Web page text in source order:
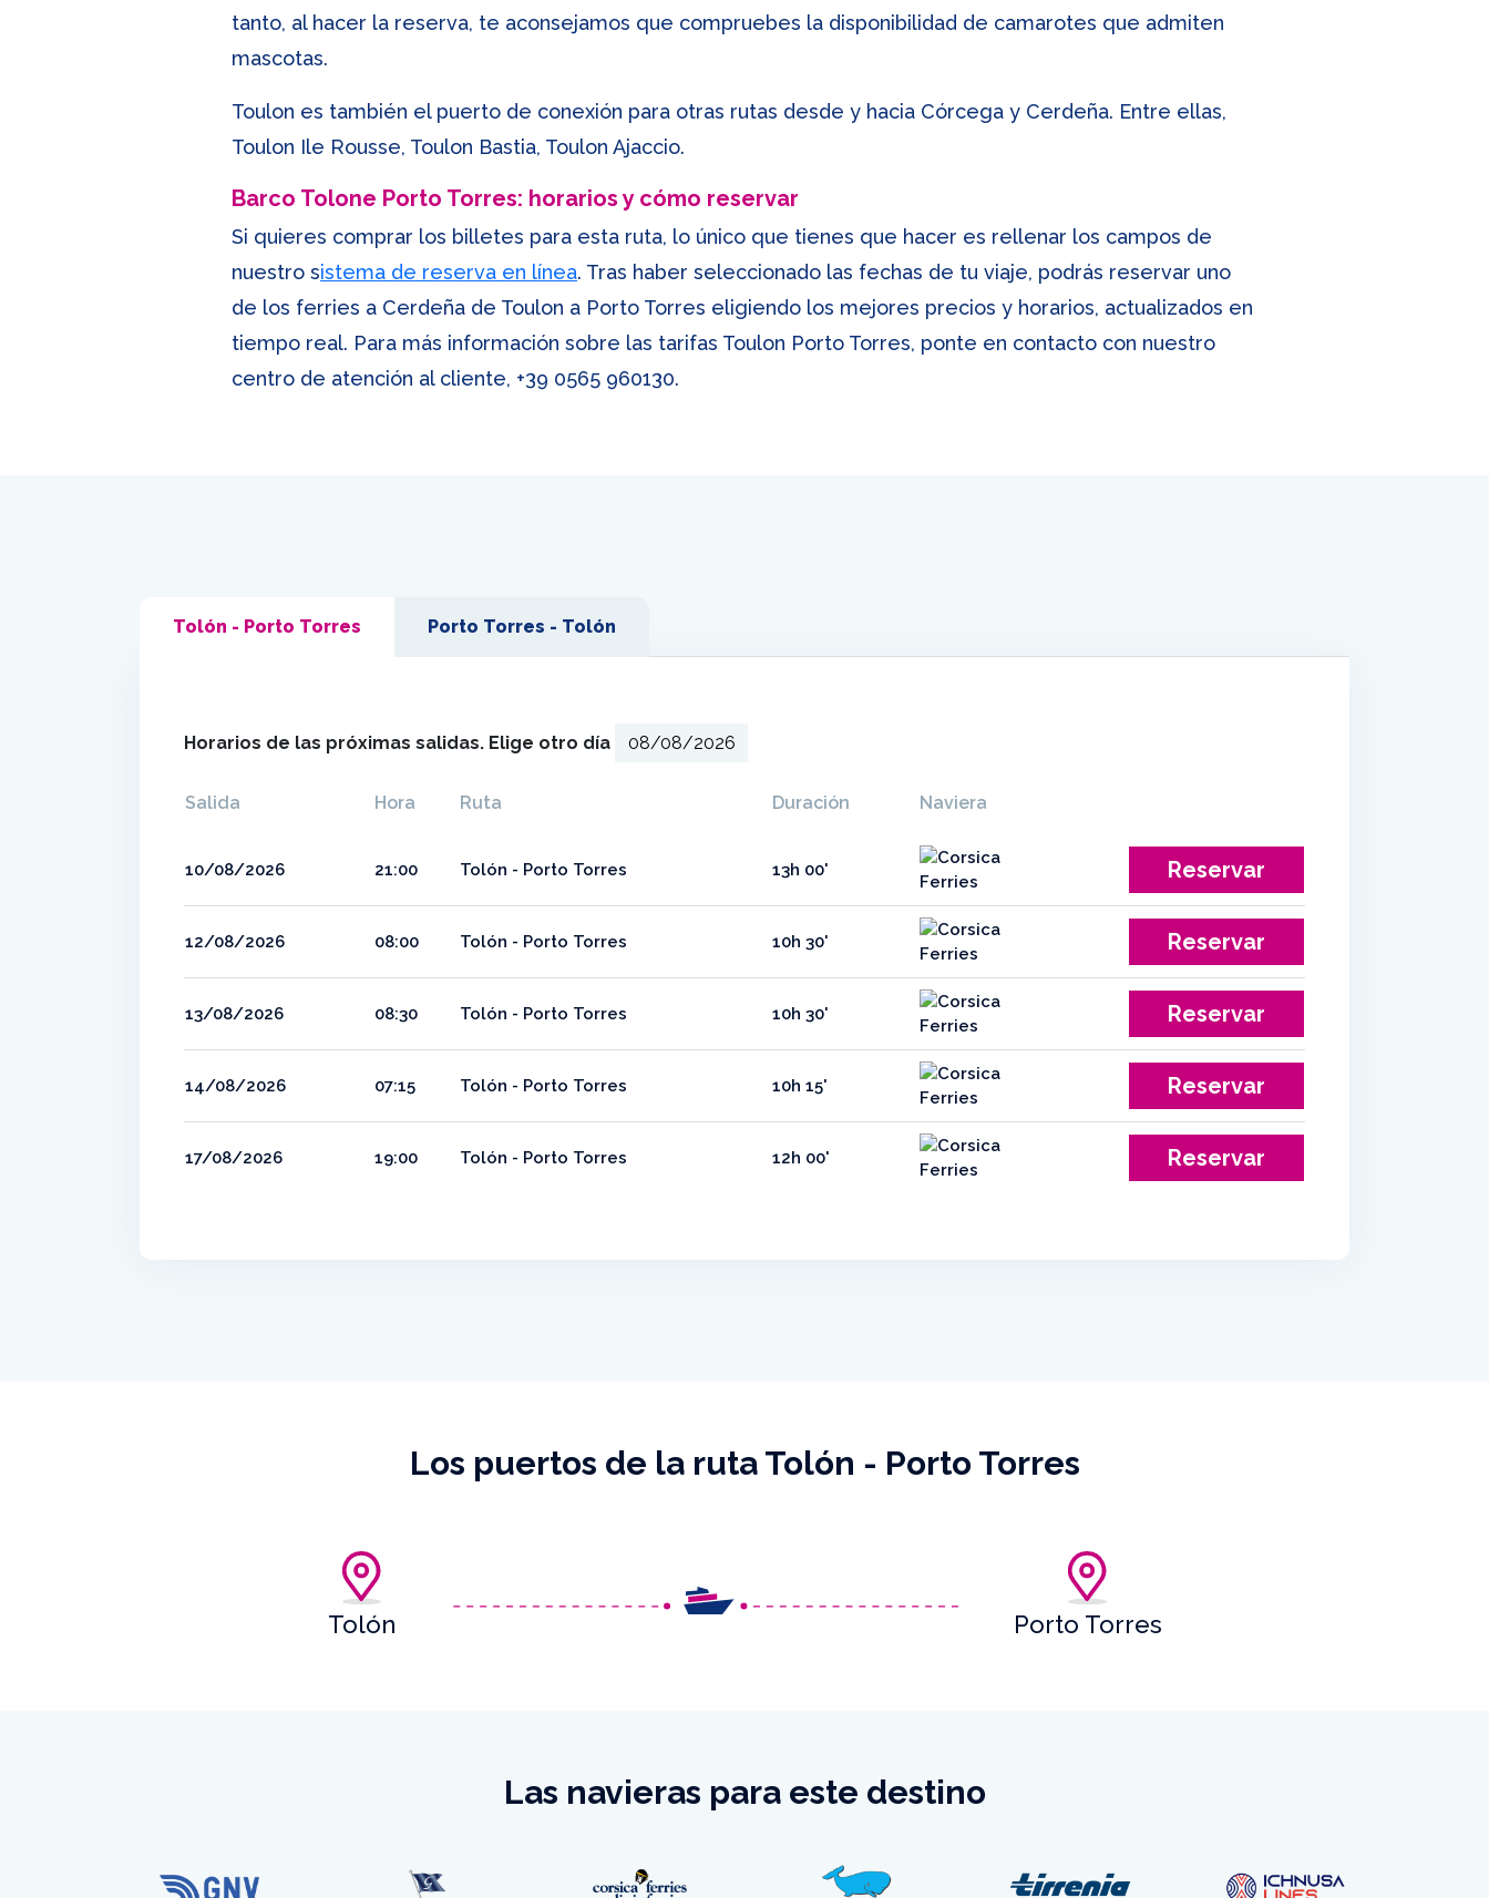
tanto, al hacer la reserva, te aconsejamos que compruebes la disponibilidad de camarotes que admiten
mascotas.
Toulon es también el puerto de conexión para otras rutas desde y hacia Córcega y Cerdeña. Entre ellas,
Toulon Ile Rousse, Toulon Bastia, Toulon Ajaccio.
Barco Tolone Porto Torres: horarios y cómo reservar
Si quieres comprar los billetes para esta ruta, lo único que tienes que hacer es rellenar los campos de
nuestro sistema de reserva en línea. Tras haber seleccionado las fechas de tu viaje, podrás reservar uno
de los ferries a Cerdeña de Toulon a Porto Torres eligiendo los mejores precios y horarios, actualizados en
tiempo real. Para más información sobre las tarifas Toulon Porto Torres, ponte en contacto con nuestro
centro de atención al cliente, +39 0565 960130.
Tolón - Porto Torres Porto Torres - Tolón
Horarios de las próximas salidas. Elige otro día
Salida Hora Ruta Duración Naviera
10/08/2026 21:00 Tolón - Porto Torres 13h 00' Reservar
12/08/2026 08:00 Tolón - Porto Torres 10h 30' Reservar
13/08/2026 08:30 Tolón - Porto Torres 10h 30' Reservar
14/08/2026 07:15 Tolón - Porto Torres 10h 15' Reservar
17/08/2026 19:00 Tolón - Porto Torres 12h 00' Reservar
Los puertos de la ruta Tolón - Porto Torres
Tolón Porto Torres
Las navieras para este destino